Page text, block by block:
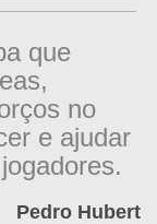
que
no
e ajudar
Pedro Hubert